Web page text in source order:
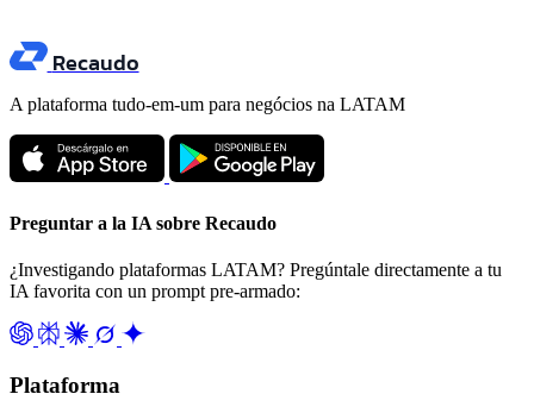
Recaudo
A plataforma tudo-em-um para negócios na LATAM
Preguntar a la IA sobre Recaudo
¿Investigando plataformas LATAM? Pregúntale directamente a tu
IA favorita con un prompt pre-armado:
Plataforma